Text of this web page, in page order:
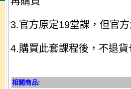
3.官方原定19堂課，但官
4.購買此套課程後，不退
相關商品: